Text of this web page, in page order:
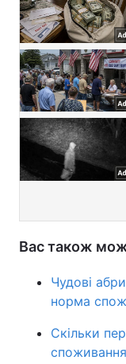
Вас також
Чудові
норма
Скільки